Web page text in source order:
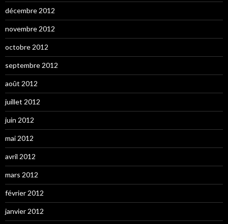
décembre 2012
novembre 2012
octobre 2012
septembre 2012
août 2012
juillet 2012
juin 2012
mai 2012
avril 2012
mars 2012
février 2012
janvier 2012